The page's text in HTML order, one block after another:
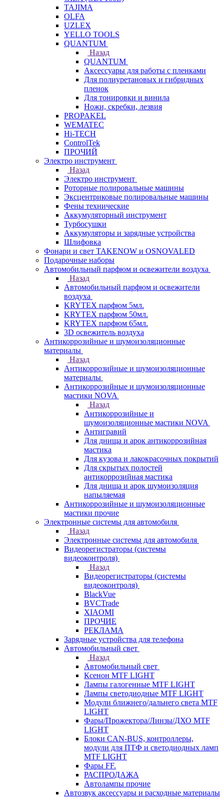
TAJIMA
OLFA
UZLEX
YELLO TOOLS
QUANTUM
Назад
QUANTUM
Аксессуары для работы с пленками
Для полиуретановых и гибридных
пленок
Для тонировки и винила
Ножи, скребки, лезвия
PROPAKEL
WEMATEC
Hi-TECH
ControlTek
ПРОЧИЙ
Электро инструмент
Назад
Электро инструмент
Роторные полировальные машины
Эксцентриковые полировальные машины
Фены технические
Аккумуляторный инструмент
Турбосушки
Аккумуляторы и зарядные устройства
Шлифовка
Фонари и свет TAKENOW и OSNOVALED
Подарочные наборы
Автомобильный парфюм и освежители воздуха
Назад
Автомобильный парфюм и освежители
воздуха
KRYTEX парфюм 5мл.
KRYTEX парфюм 50мл.
KRYTEX парфюм 65мл.
3D освежитель воздуха
Антикоррозийные и шумоизоляционные
материалы
Назад
Антикоррозийные и шумоизоляционные
материалы
Антикоррозийные и шумоизоляционные
мастики NOVA
Назад
Антикоррозийные и
шумоизоляционные мастики NOVA
Антигравий
Для днища и арок антикоррозийная
мастика
Для кузова и лакокрасочных покрытий
Для скрытых полостей
антикоррозийная мастика
Для днища и арок шумоизоляция
напыляемая
Антикоррозийные и шумоизоляционные
мастики прочие
Электронные системы для автомобиля
Назад
Электронные системы для автомобиля
Видеорегистраторы (системы
видеоконтроля)
Назад
Видеорегистраторы (системы
видеоконтроля)
BlackVue
BVCTrade
XIAOMI
ПРОЧИЕ
РЕКЛАМА
Зарядные устройства для телефона
Автомобильный свет
Назад
Автомобильный свет
Ксенон MTF LIGHT
Лампы галогенные MTF LIGHT
Лампы светодиодные MTF LIGHT
Модули ближнего/дальнего света MTF
LIGHT
Фары/Прожектора/Линзы/ДХО MTF
LIGHT
Блоки CAN-BUS, контроллеры,
модули для ПТФ и светодиодных ламп
MTF LIGHT
Фары FF.
РАСПРОДАЖА
Автолампы прочие
Автозвук аксессуары и расходные материалы